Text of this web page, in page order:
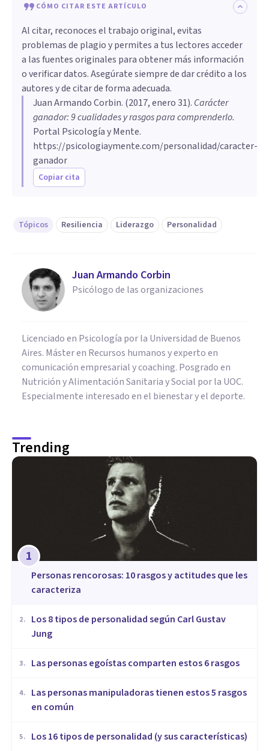
CÓMO CITAR ESTE ARTÍCULO
Al citar, reconoces el trabajo original, evitas
problemas de plagio y permites a tus lectores acceder
a las fuentes originales para obtener más información
o verificar datos. Asegúrate siempre de dar crédito a los
autores y de citar de forma adecuada.
Juan Armando Corbin. (2017, enero 31). ​Carácter
ganador: 9 cualidades y rasgos para comprenderlo.
Portal Psicología y Mente.
https://psicologiaymente.com/personalidad/caracter-
ganador
Copiar cita
Tópicos Resiliencia Liderazgo Personalidad
Juan Armando Corbin
Psicólogo de las organizaciones
Licenciado en Psicología por la Universidad de Buenos
Aires. Máster en Recursos humanos y experto en
comunicación empresarial y coaching. Posgrado en
Nutrición y Alimentación Sanitaria y Social por la UOC.
Especialmente interesado en el bienestar y el deporte.
Trending
1
​Personas rencorosas: 10 rasgos y actitudes que les
caracteriza
2.
​Los 8 tipos de personalidad según Carl Gustav
Jung
3. Las personas egoístas comparten estos 6 rasgos
4.
Las personas manipuladoras tienen estos 5 rasgos
en común
5. Los 16 tipos de personalidad (y sus características)